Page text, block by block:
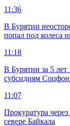
11:36
В Бурятии
попал под колеса
11:18
В Бурятии за 5 лет
субсидиям
11:07
Прокуратура
севере Байкала